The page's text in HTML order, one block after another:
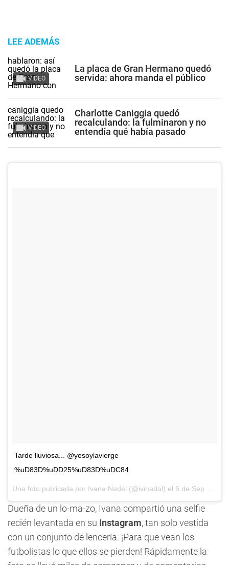
LEE ADEMÁS
VIDEO
La placa de Gran Hermano quedó
servida: ahora manda el público
VIDEO
Charlotte Caniggia quedó
recalculando: la fulminaron y no
entendía qué había pasado
Tarde lluviosa... @yosoylavierge
%uD83D%uDD25%uD83D%uDC84
Una foto publicada por Ivana Nadal (@ivinadal) el 6 de Sep de 2016 a la(s) 2:00 PDT
Dueña de un lo-ma-zo, Ivana compartió una selfie
recién levantada en su Instagram, tan solo vestida
con un conjunto de lencería. ¡Para que vean los
futbolistas lo que ellos se pierden! Rápidamente la